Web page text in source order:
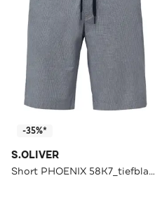
-35%*
S.OLIVER
Short PHOENIX 58K7_tiefblau Tapered